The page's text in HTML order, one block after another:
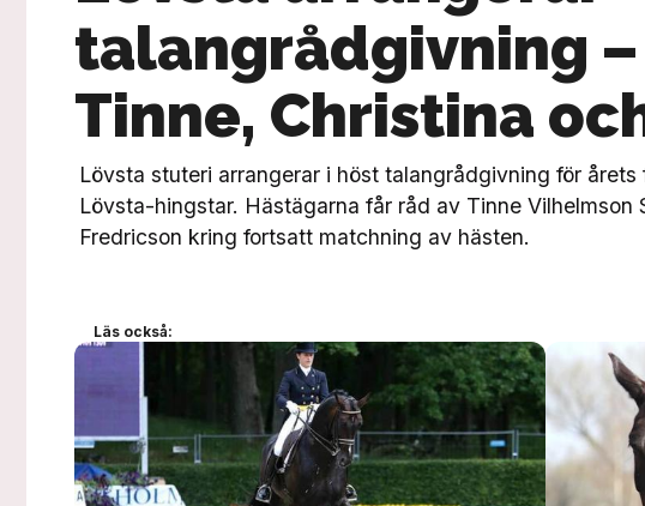
talangrådgivning
Tinne, Christina
Lövsta stuteri arrangerar i höst talangrådgivning för
Lövsta-hingstar. Hästägarna får råd av Tinne Vilhelmson
Fredricson kring fortsatt matchning av hästen.
Läs också: